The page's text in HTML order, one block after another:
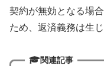
契約が無効となる場
ため、返済義務は生じ
関連記事